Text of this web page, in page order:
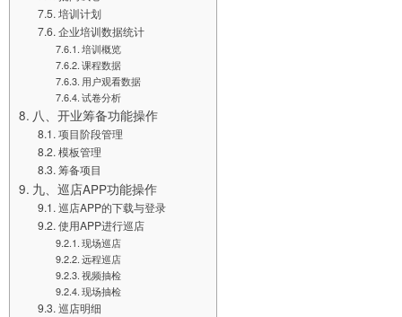
培训计划
企业培训数据统计
培训概览
课程数据
用户观看数据
试卷分析
八、开业筹备功能操作
项目阶段管理
模板管理
筹备项目
九、巡店APP功能操作
巡店APP的下载与登录
使用APP进行巡店
现场巡店
远程巡店
视频抽检
现场抽检
巡店明细